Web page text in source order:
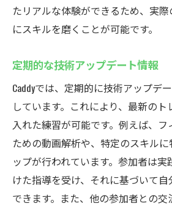
たリアルな体験ができるため、実
にスキルを磨くことが可能です。
定期的な技術アップデート情報
Caddyでは、定期的に技術アップデ
しています。これにより、最新のト
入れた練習が可能です。例えば、
ための動画解析や、特定のスキル
ップが行われています。参加者は
けた指導を受け、それに基づいて
できます。また、他の参加者との